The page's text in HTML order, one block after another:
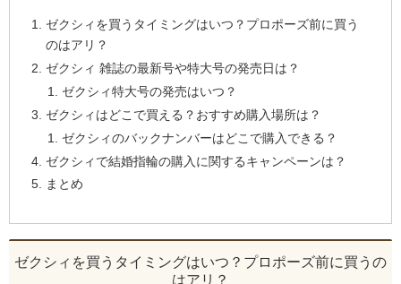
ゼクシィを買うタイミングはいつ？プロポーズ前に買う
のはアリ？
ゼクシィ 雑誌の最新号や特大号の発売日は？
ゼクシィ特大号の発売はいつ？
ゼクシィはどこで買える？おすすめ購入場所は？
ゼクシィのバックナンバーはどこで購入できる？
ゼクシィで結婚指輪の購入に関するキャンペーンは？
まとめ
ゼクシィを買うタイミングはいつ？プロポーズ前に買うの
はアリ？